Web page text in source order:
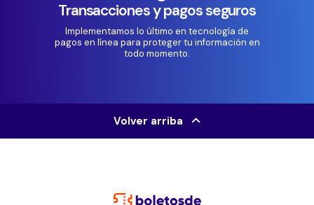
Transacciones y pagos seguros
Implementamos lo último en tecnología de
pagos en línea para proteger tu información en
todo momento.
Volver arriba